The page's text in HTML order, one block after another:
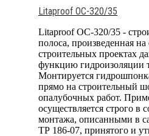
Litaproof OC-320/35
Litaproof OC-320/35 -
полоса, произведенная
строительных проектах
функцию гидроизоляции
Монтируется
прямо на строительный
опалубочных работ.
осуществляется строго в
монтажа, описанными в
ТР 186-07, принятого и